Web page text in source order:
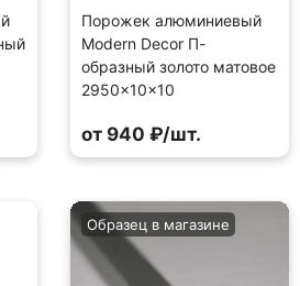
Порожек алюминиевый
Modern Decor П-
образный золото матовое
2950×10×10
от 940 ₽/шт.
Образец в магазине